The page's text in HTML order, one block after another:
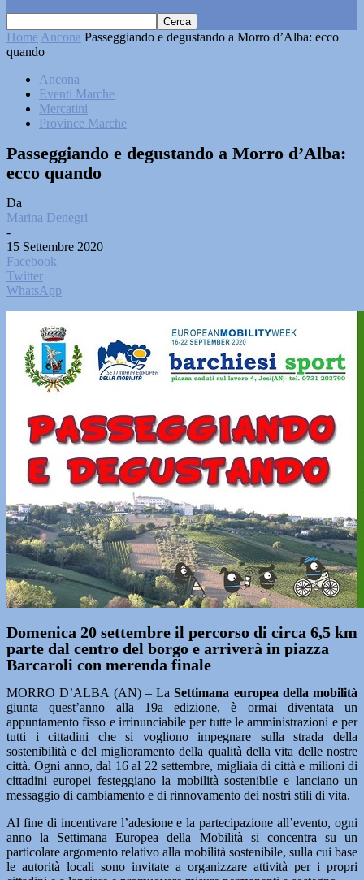
Home Ancona Passeggiando e degustando a Morro d’Alba: ecco
quando
Ancona
Eventi Marche
Mercatini
Province Marche
Passeggiando e degustando a Morro d’Alba:
ecco quando
Da
Marina Denegri
-
15 Settembre 2020
Facebook
Twitter
WhatsApp
Domenica 20 settembre il percorso di circa 6,5 km
parte dal centro del borgo e arriverà in piazza
Barcaroli con merenda finale
MORRO D’ALBA (AN) – La Settimana europea della mobilità
giunta quest’anno alla 19a edizione, è ormai diventata un
appuntamento fisso e irrinunciabile per tutte le amministrazioni e per
tutti i cittadini che si vogliono impegnare sulla strada della
sostenibilità e del miglioramento della qualità della vita delle nostre
città. Ogni anno, dal 16 al 22 settembre, migliaia di città e milioni di
cittadini europei festeggiano la mobilità sostenibile e lanciano un
messaggio di cambiamento e di rinnovamento dei nostri stili di vita.
Al fine di incentivare l’adesione e la partecipazione all’evento, ogni
anno la Settimana Europea della Mobilità si concentra su un
particolare argomento relativo alla mobilità sostenibile, sulla cui base
le autorità locali sono invitate a organizzare attività per i propri